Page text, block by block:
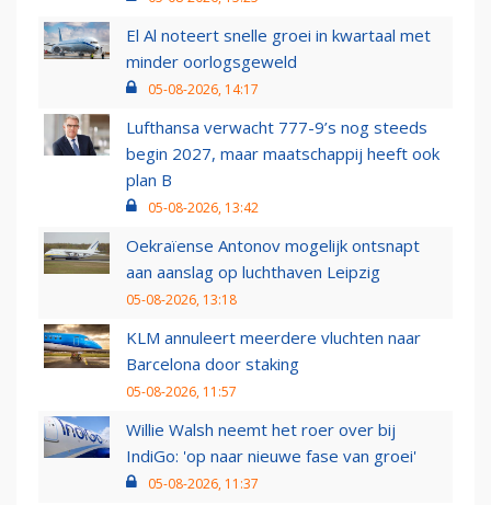
El Al noteert snelle groei in kwartaal met
minder oorlogsgeweld
05-08-2026, 14:17
Lufthansa verwacht 777-9’s nog steeds
begin 2027, maar maatschappij heeft ook
plan B
05-08-2026, 13:42
Oekraïense Antonov mogelijk ontsnapt
aan aanslag op luchthaven Leipzig
05-08-2026, 13:18
KLM annuleert meerdere vluchten naar
Barcelona door staking
05-08-2026, 11:57
Willie Walsh neemt het roer over bij
IndiGo: 'op naar nieuwe fase van groei'
05-08-2026, 11:37